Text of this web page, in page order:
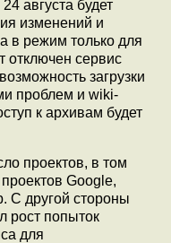
августа будет
изменений и
в режим только для
отключен сервис
загрузки
проблем и wiki-
к архивам будет
проектов, в том
Google,
С другой стороны
рост попыток
для